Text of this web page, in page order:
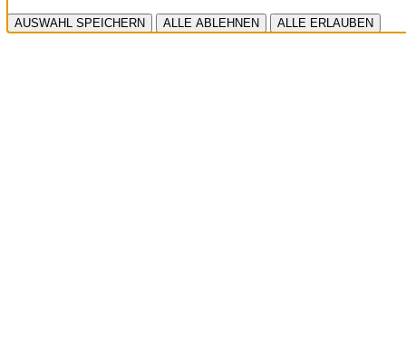
AUSWAHL SPEICHERN ALLE ABLEHNEN ALLE ERLAUBEN